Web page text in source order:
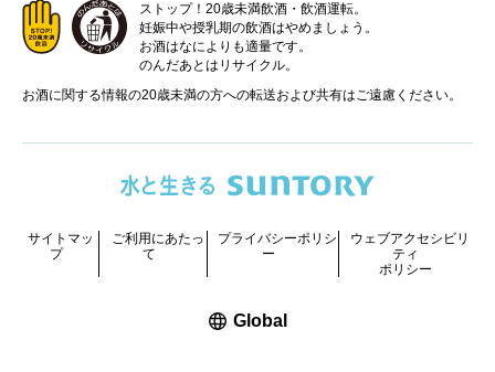
ストップ！20歳未満飲酒・飲酒運転。
妊娠中や授乳期の飲酒はやめましょう。
お酒はなによりも適量です。
のんだあとはリサイクル。
お酒に関する情報の20歳未満の方への転送および共有はご遠慮ください。
サイトマッ
プ
ご利用にあたっ
て
プライバシーポリシ
ー
ウェブアクセシビリ
ティ
ポリシー
Global新しいウィンドウで開く